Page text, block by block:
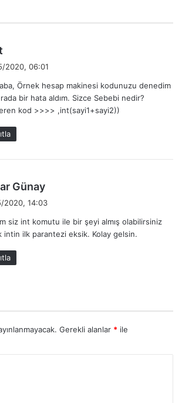
i
k
i
:
2020, 06:01
Örnek hesap makinesi kodunuzu denedim
bir hata aldım. Sizce Sebebi nedir?
kod >>>> ,int(sayi1+sayi2))
Günay
i
k
2020, 14:03
siz int komutu ile bir şeyi almış olabilirsiniz
intin ilk parantezi eksik. Kolay gelsin.
Gerekli alanlar * ile